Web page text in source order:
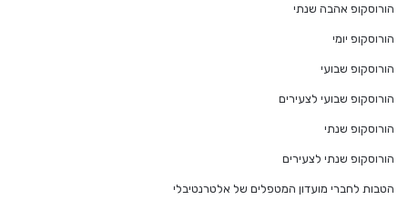
הורוסקופ אהבה שנתי
הורוסקופ יומי
הורוסקופ שבועי
הורוסקופ שבועי לצעירים
הורוסקופ שנתי
הורוסקופ שנתי לצעירים
הטבות לחברי מועדון המטפלים של אלטרנטיבלי